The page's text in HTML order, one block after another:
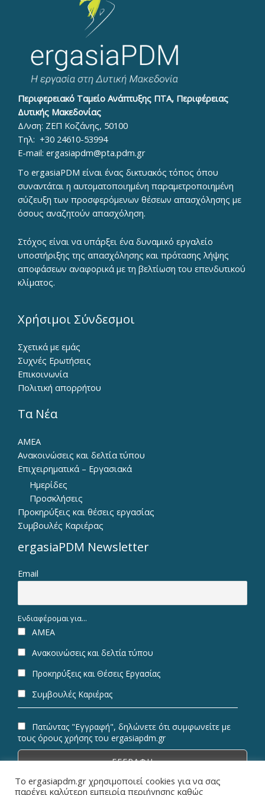
Περιφερειακό Ταμείο Ανάπτυξης ΠΤΑ, Περιφέρειας
Δυτικής Μακεδονίας
Δ/νση: ΖΕΠ Κοζάνης, 50100
Τηλ: +30 24610-53994
E-mail: ergasiapdm@pta.pdm.gr
To ergasiaPDM είναι ένας δικτυακός τόπος όπου
συναντάται η αυτοματοποιημένη παραμετροποιημένη
σύζευξη των προσφερόμενων θέσεων απασχόλησης με
όσους αναζητούν απασχόληση.
Στόχος είναι να υπάρξει ένα δυναμικό εργαλείο
υποστήριξης της απασχόλησης και πρότασης λήψης
αποφάσεων αναφορικά με τη βελτίωση του επενδυτικού
κλίματος.
Χρήσιμοι Σύνδεσμοι
Σχετικά με εμάς
Συχνές Ερωτήσεις
Επικοινωνία
Πολιτική απορρήτου
Τα Νέα
ΑΜΕΑ
Ανακοινώσεις και δελτία τύπου
Επιχειρηματικά – Εργασιακά
Ημερίδες
Προσκλήσεις
Προκηρύξεις και θέσεις εργασίας
Συμβουλές Καριέρας
ergasiaPDM Newsletter
Email
Ενδιαφέρομαι για...
ΑΜΕΑ
Ανακοινώσεις και δελτία τύπου
Προκηρύξεις και Θέσεις Εργασίας
Συμβουλές Καριέρας
Πατώντας "Εγγραφή", δηλώνετε ότι συμφωνείτε με
τους όρους χρήσης του ergasiapdm.gr
Το ergasiapdm.gr χρησιμοποιεί cookies για να σας
παρέχει καλύτερη εμπειρία περιήγησης καθώς